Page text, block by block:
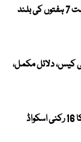
عالمی مارکیٹ میں سونا مزید مہنگا ، قیمت 7 ہفتوں کی بلند
کیس، دلائل مکمل،
پاکستان کیخلاف ٹیسٹ سیریز ، انگلینڈ کا 16 رکنی اسکواڈ